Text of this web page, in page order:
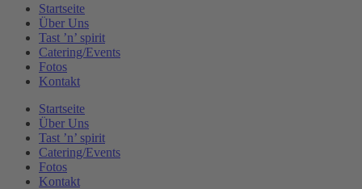
Startseite
Über Uns
Tast ’n’ spirit
Catering/Events
Fotos
Kontakt
Startseite
Über Uns
Tast ’n’ spirit
Catering/Events
Fotos
Kontakt